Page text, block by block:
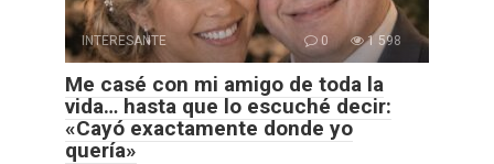
INTERESANTE 0 1 598
Me casé con mi amigo de toda la
vida… hasta que lo escuché decir:
«Cayó exactamente donde yo
quería»